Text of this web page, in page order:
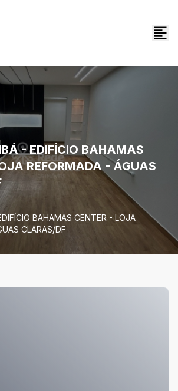
- EDIFÍCIO BAHAMAS
REFORMADA - ÁGUAS
BAHAMAS CENTER - LOJA
CLARAS/DF